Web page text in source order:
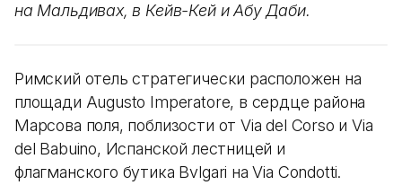
на Мальдивах, в Кейв-Кей и Абу Даби.
Римский отель стратегически расположен на
площади Augusto Imperatore, в сердце района
Марсова поля, поблизости от Via del Corso и Via
del Babuino, Испанской лестницей и
флагманского бутика Bvlgari на Via Condotti.